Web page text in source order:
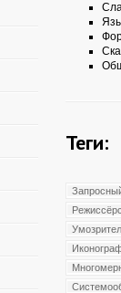
Теги: